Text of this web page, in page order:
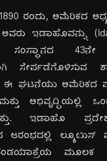
ರಂದು, ಅಮೆರಿಕದ
ಇಡಾಹೊವನ್ನು
ಸಂಸ್ಥಾನದ 43ನೇ
ಸೇರ್ಪಡೆಗೊಳಿಸುವ
ಈ ಘಟನೆಯು ಅಮೆರಿಕದ
ಅಭಿವೃದ್ಧಿಯಲ್ಲಿ
ಇಡಾಹೊ
ಆರಂಭದಲ್ಲಿ ಲ್ಯೂಯಿಸ್
ಮೂಲಕ